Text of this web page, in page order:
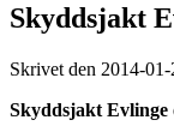
Skyddsjakt
Skrivet den 2014-01-
Skyddsjakt Evlinge